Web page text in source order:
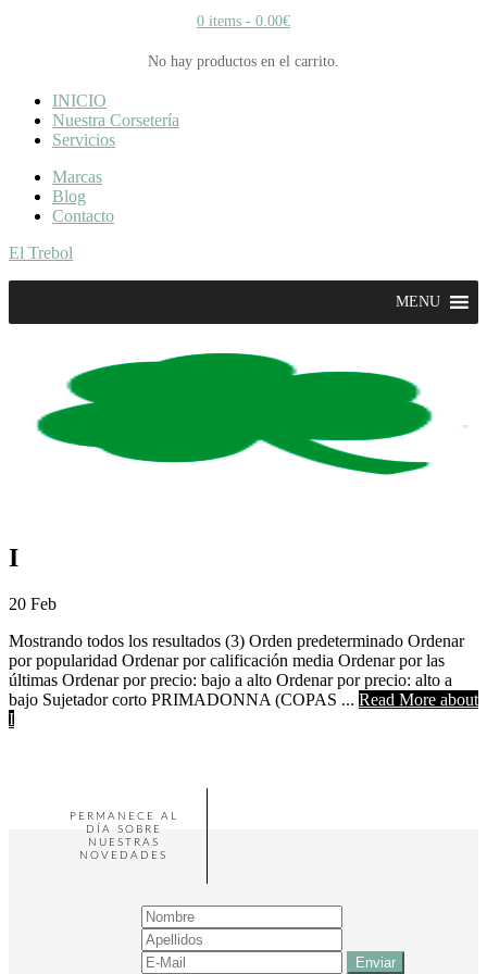
0 items - 0.00€
No hay productos en el carrito.
INICIO
Nuestra Corsetería
Servicios
Marcas
Blog
Contacto
El Trebol
MENU
I
20 Feb
Mostrando todos los resultados (3) Orden predeterminado Ordenar
por popularidad Ordenar por calificación media Ordenar por las
últimas Ordenar por precio: bajo a alto Ordenar por precio: alto a
bajo Sujetador corto PRIMADONNA (COPAS ... Read More about
I
PERMANECE AL
DÍA SOBRE
NUESTRAS
NOVEDADES